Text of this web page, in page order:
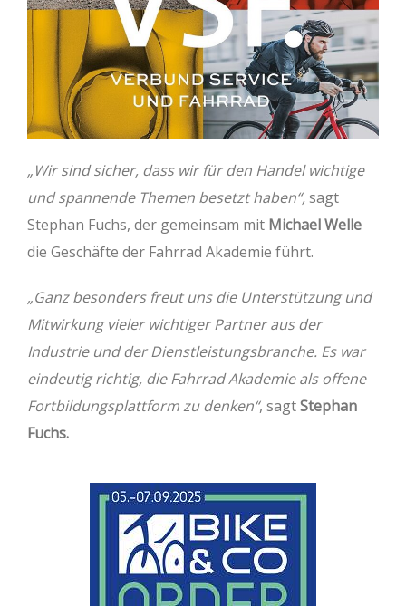
„Wir sind sicher, dass wir für den Handel wichtige
und spannende Themen besetzt haben“,sagt
Stephan Fuchs, der gemeinsam mit Michael Welle
die Geschäfte der Fahrrad Akademie führt.
„Ganz besonders freut uns die Unterstützung und
Mitwirkung vieler wichtiger Partner aus der
Industrie und der Dienstleistungsbranche. Es war
eindeutig richtig, die Fahrrad Akademie als offene
Fortbildungsplattform zu denken“, sagtStephan
Fuchs.